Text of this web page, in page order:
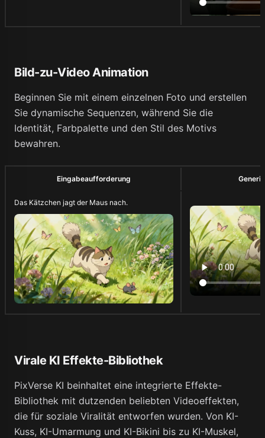
Bild-zu-Video Animation
Beginnen Sie mit einem einzelnen Foto und erstellen
Sie dynamische Sequenzen, während Sie die
Identität, Farbpalette und den Stil des Motivs
bewahren.
Eingabeaufforderung
Das Kätzchen jagt der Maus nach.
Virale KI Effekte-Bibliothek
PixVerse KI beinhaltet eine integrierte Effekte-
Bibliothek mit dutzenden beliebten Videoeffekten,
die für soziale Viralität entworfen wurden. Von KI-
Kuss, KI-Umarmung und KI-Bikini bis zu KI-Muskel,